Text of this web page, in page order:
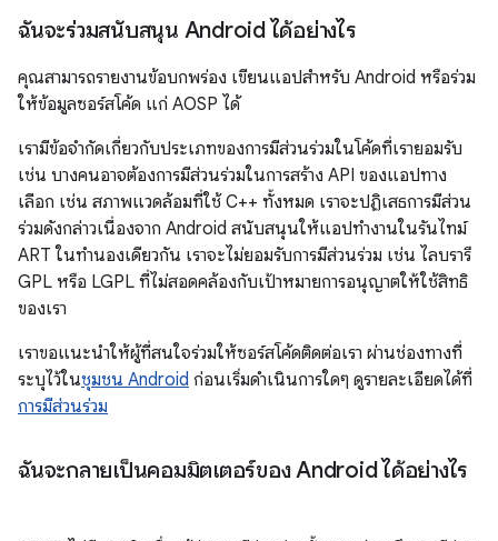
ฉันจะร่วมสนับสนุน Android ได้อย่างไร
คุณสามารถรายงานข้อบกพร่อง เขียนแอปสำหรับ Android หรือร่วม
ให้ข้อมูลซอร์สโค้ด แก่ AOSP ได้
เรามีข้อจำกัดเกี่ยวกับประเภทของการมีส่วนร่วมในโค้ดที่เรายอมรับ
เช่น บางคนอาจต้องการมีส่วนร่วมในการสร้าง API ของแอปทาง
เลือก เช่น สภาพแวดล้อมที่ใช้ C++ ทั้งหมด เราจะปฏิเสธการมีส่วน
ร่วมดังกล่าวเนื่องจาก Android สนับสนุนให้แอปทำงานในรันไทม์
ART ในทำนองเดียวกัน เราจะไม่ยอมรับการมีส่วนร่วม เช่น ไลบรารี
GPL หรือ LGPL ที่ไม่สอดคล้องกับเป้าหมายการอนุญาตให้ใช้สิทธิ
ของเรา
เราขอแนะนำให้ผู้ที่สนใจร่วมให้ซอร์สโค้ดติดต่อเรา ผ่านช่องทางที่
ระบุไว้ในชุมชน Android ก่อนเริ่มดำเนินการใดๆ ดูรายละเอียดได้ที่
การมีส่วนร่วม
ฉันจะกลายเป็นคอมมิตเตอร์ของ Android ได้อย่างไร